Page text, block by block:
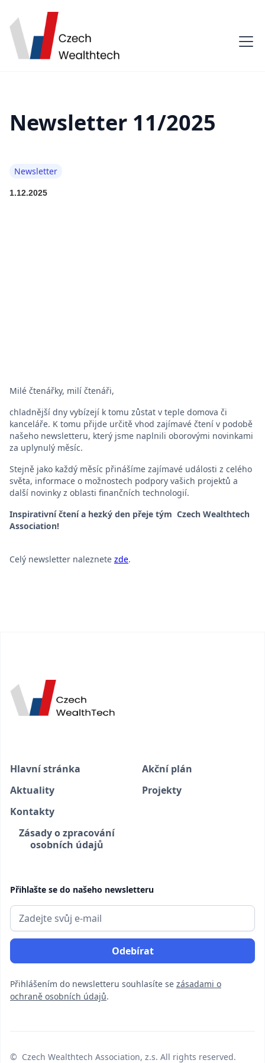
Newsletter 11/2025
Newsletter
1.12.2025
Milé čtenářky, milí čtenáři,
chladnější dny vybízejí k tomu zůstat v teple domova či
kanceláře. K tomu přijde určitě vhod zajímavé čtení v podobě
našeho newsletteru, který jsme naplnili oborovými novinkami
za uplynulý měsíc.
Stejně jako každý měsíc přinášíme zajímavé události z celého
světa, informace o možnostech podpory vašich projektů a
další novinky z oblasti finančních technologií.
Inspirativní čtení a hezký den přeje tým Czech Wealthtech
Association!
Celý newsletter naleznete zde.
Hlavní stránka
Akční plán
Aktuality
Projekty
Kontakty
Zásady o zpracování
osobních údajů
Přihlašte se do našeho newsletteru
Přihlášením do newsletteru souhlasíte se zásadami o
ochraně osobních údajů.
© Czech Wealthtech Association, z.s. All rights reserved.